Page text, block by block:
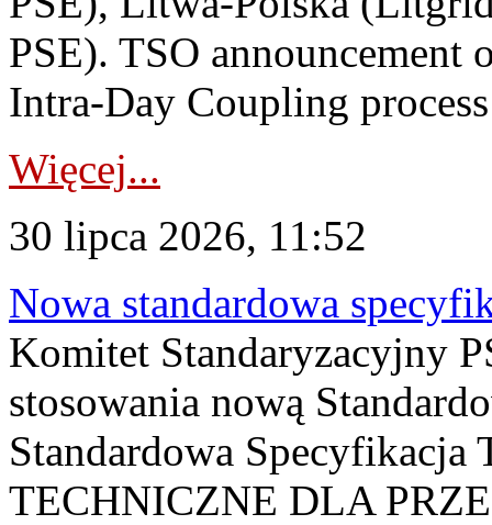
PSE). TSO announcement
Intra-Day Coupling
Więcej...
30 lipca 2026, 11:52
Nowa standardowa
Komitet Standaryzacyjny
stosowania nową
Standardowa
TECHNICZNE DLA